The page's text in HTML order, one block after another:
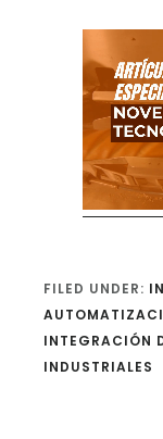
FILED UNDER:
INTEGRACIÓN
INDUSTRIALES